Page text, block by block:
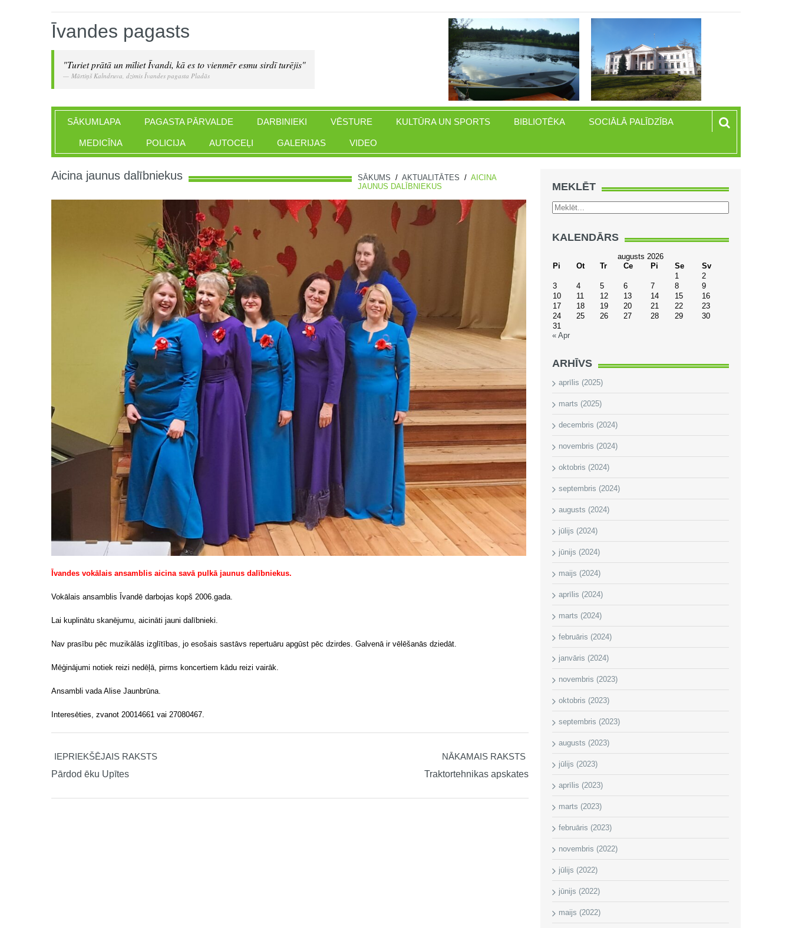
Īvandes pagasts
"Turiet prātā un mīliet Īvandi, kā es to vienmēr esmu sirdī turējis"
Mārtiņš Kalndruva, dzimis Īvandes pagasta Pladās
SĀKUMLAPA PAGASTA PĀRVALDE DARBINIEKI VĒSTURE KULTŪRA UN SPORTS BIBLIOTĒKA SOCIĀLĀ PALĪDZĪBA
MEDICĪNA POLICIJA AUTOCEĻI GALERIJAS VIDEO
SĀKUMS / AKTUALITĀTES / AICINA
JAUNUS DALĪBNIEKUS
Aicina jaunus dalībniekus
Īvandes vokālais ansamblis aicina savā pulkā jaunus dalībniekus.
Vokālais ansamblis Īvandē darbojas kopš 2006.gada.
Lai kuplinātu skanējumu, aicināti jauni dalībnieki.
Nav prasību pēc muzikālās izglītības, jo esošais sastāvs repertuāru apgūst pēc dzirdes. Galvenā ir vēlēšanās dziedāt.
Mēģinājumi notiek reizi nedēļā, pirms koncertiem kādu reizi vairāk.
Ansambli vada Alise Jaunbrūna.
Interesēties, zvanot 20014661 vai 27080467.
IEPRIEKŠĒJAIS RAKSTS
Pārdod ēku Upītes
NĀKAMAIS RAKSTS
Traktortehnikas apskates
MEKLĒT
KALENDĀRS
augusts 2026
Pi
Ot Tr Ce Pi Se
Sv
1
2
3
4 5 6 7 8
9
10
11 12 13 14 15
16
17
18 19 20 21 22
23
24
25 26 27 28 29
30
31
« Apr
ARHĪVS
aprīlis (2025)
marts (2025)
decembris (2024)
novembris (2024)
oktobris (2024)
septembris (2024)
augusts (2024)
jūlijs (2024)
jūnijs (2024)
maijs (2024)
aprīlis (2024)
marts (2024)
februāris (2024)
janvāris (2024)
novembris (2023)
oktobris (2023)
septembris (2023)
augusts (2023)
jūlijs (2023)
aprīlis (2023)
marts (2023)
februāris (2023)
novembris (2022)
jūlijs (2022)
jūnijs (2022)
maijs (2022)